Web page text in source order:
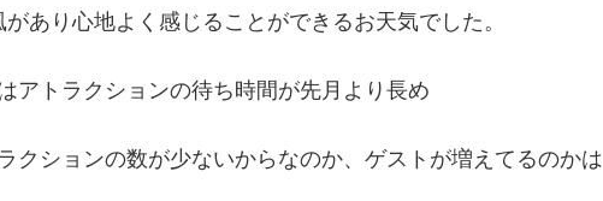
あり心地よく感じることができるお天気でした。
アトラクションの待ち時間が先月より長め
クションの数が少ないからなのか、ゲストが増えてるのかは